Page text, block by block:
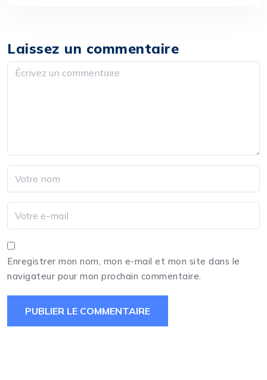
Laissez un commentaire
Enregistrer mon nom, mon e-mail et mon site dans le
navigateur pour mon prochain commentaire.